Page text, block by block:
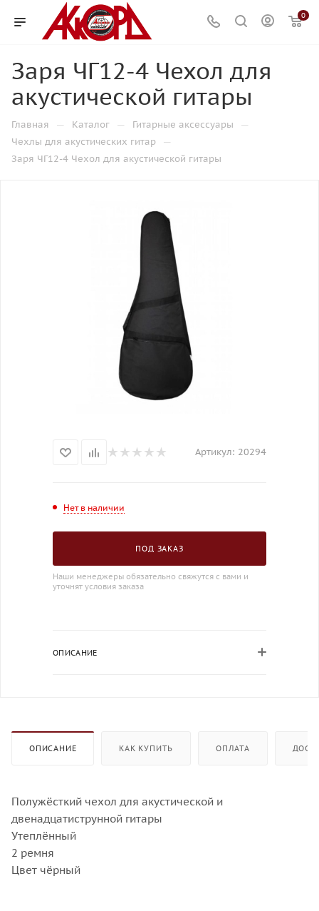
0
Заря ЧГ12-4 Чехол для
акустической гитары
Главная — Каталог — Гитарные аксессуары —
Чехлы для акустических гитар —
Заря ЧГ12-4 Чехол для акустической гитары
Артикул: 20294
Нет в наличии
ПОД ЗАКАЗ
Наши менеджеры обязательно свяжутся с вами и
уточнят условия заказа
ОПИСАНИЕ
ОПИСАНИЕ КАК КУПИТЬ ОПЛАТА
Полужёсткий чехол для акустической и
двенадцатиструнной гитары
Утеплённый
2 ремня
Цвет чёрный